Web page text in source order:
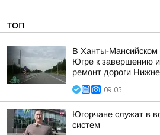
ТОП
В Ханты-Мансийском
Югре к завершению
ремонт дороги
09:05
Югорчане служат в
систем